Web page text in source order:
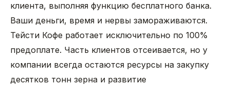
клиента, выполняя функцию бесплатного банка.
Ваши деньги, время и нервы замораживаются.
Тейсти Кофе работает исключительно по 100%
предоплате. Часть клиентов отсеивается, но у
компании всегда остаются ресурсы на закупку
десятков тонн зерна и развитие